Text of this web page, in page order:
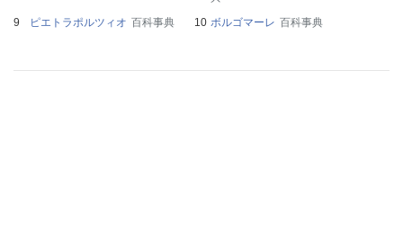
ピエトラポルツィオ 百科事典 ボルゴマーレ 百科事典